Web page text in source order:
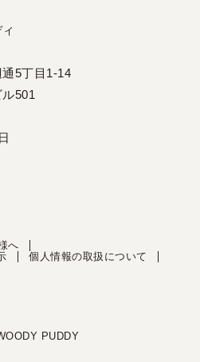
通5丁目1-14
501
へ
個人情報の取扱について
PUDDY